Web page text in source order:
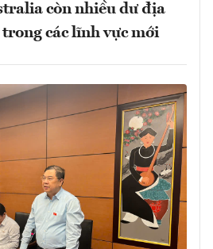
còn nhiều dư địa
các lĩnh vực mới